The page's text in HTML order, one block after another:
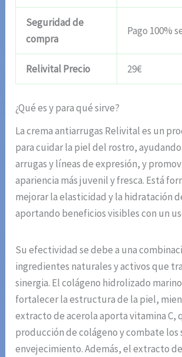
Seguridad de
compra
Pago 100%
Relivital Precio 29€
¿Qué es y para qué sirve?
La crema antiarrugas Relivital es un
para cuidar la piel del rostro,
arrugas y líneas de expresión, y
apariencia más juvenil y fresca. Está
mejorar la elasticidad y la hidratación
aportando beneficios visibles con un
Su efectividad se debe a una
ingredientes naturales y activos que
sinergia. El colágeno hidrolizado
fortalecer la estructura de la piel,
extracto de acerola aporta vitamina C,
producción de colágeno y combate los
envejecimiento. Además, el extracto